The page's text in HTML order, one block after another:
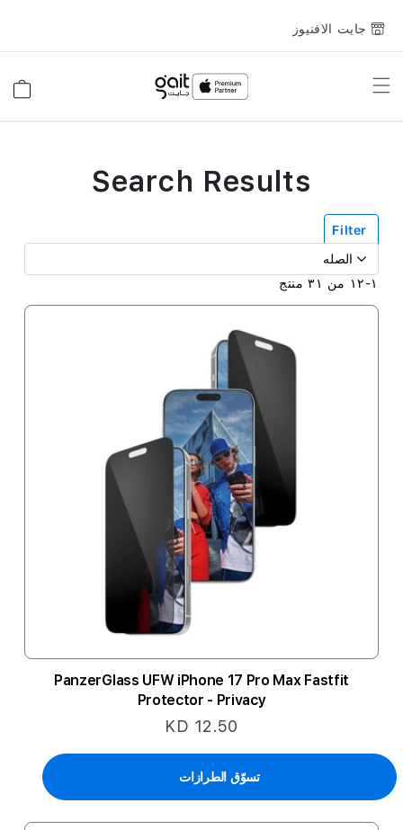
جايت الافنيوز
Toggle
Filter
١-١٢ من ٣١ منتج
PanzerGlass UFW iPhone 17 Pro Max Fastfit
Protector - Privacy
KD 12.50
تسوّق الطرازات
Search Results